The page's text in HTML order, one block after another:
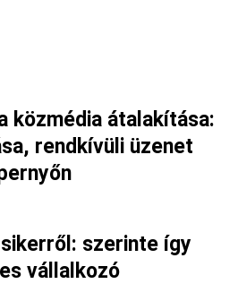
közmédia átalakítása:
rendkívüli üzenet
szerinte így
vállalkozó